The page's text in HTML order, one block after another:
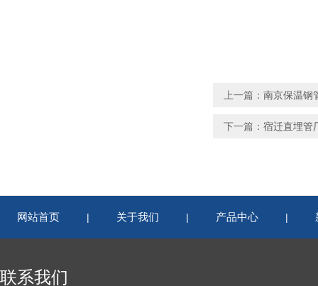
上一篇： 南京保温钢
下一篇： 宿迁直埋管
网站首页 | 关于我们 | 产品中心 |
联系我们